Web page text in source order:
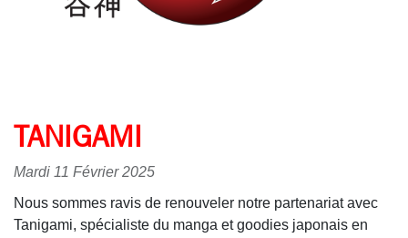
TANIGAMI
Mardi 11 Février 2025
Nous sommes ravis de renouveler notre partenariat avec
Tanigami, spécialiste du manga et goodies japonais en